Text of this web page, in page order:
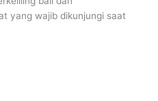
yang wajib dikunjungi saat